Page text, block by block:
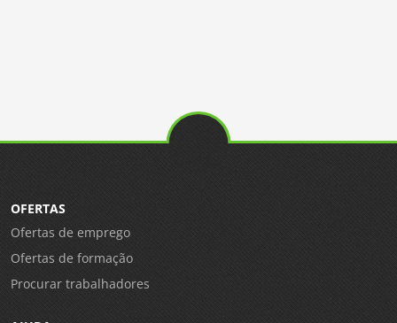
OFERTAS
Ofertas de emprego
Ofertas de formação
Procurar trabalhadores